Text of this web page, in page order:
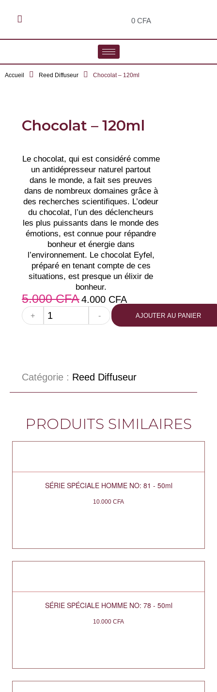
0CFA
Accueil Reed Diffuseur Chocolat – 120ml
Chocolat – 120ml
Le chocolat, qui est considéré comme
un antidépresseur naturel partout
dans le monde, a fait ses preuves
dans de nombreux domaines grâce à
des recherches scientifiques. L’odeur
du chocolat, l’un des déclencheurs
les plus puissants dans le monde des
émotions, est connue pour répandre
bonheur et énergie dans
l’environnement. Le chocolat Eyfel,
préparé en tenant compte de ces
situations, est presque un élixir de
bonheur.
5.000CFA4.000 CFA
+ - AJOUTER AU PANIER
Catégorie : Reed Diffuseur
PRODUITS SIMILAIRES
SÉRIE SPÉCIALE HOMME NO: 81 - 50ml
10.000 CFA
SÉRIE SPÉCIALE HOMME NO: 78 - 50ml
10.000 CFA